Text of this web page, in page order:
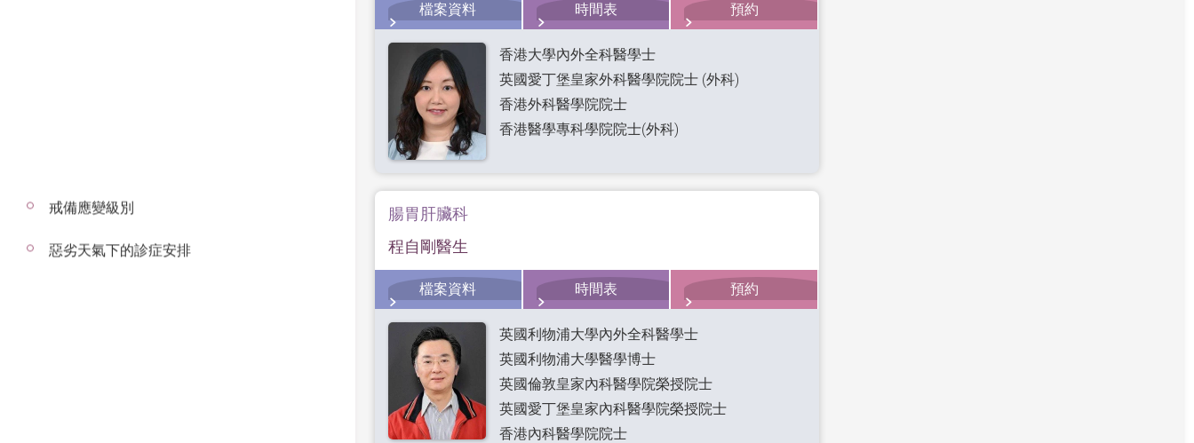
檔案資料 時間表 預約
香港大學內外全科醫學士
英國愛丁堡皇家外科醫學院院士 (外科)
香港外科醫學院院士
香港醫學專科學院院士(外科)
腸胃肝臟科
程自剛醫生
檔案資料 時間表 預約
英國利物浦大學內外全科醫學士
英國利物浦大學醫學博士
英國倫敦皇家內科醫學院榮授院士
英國愛丁堡皇家內科醫學院榮授院士
香港內科醫學院院士
戒備應變級別
惡劣天氣下的診症安排